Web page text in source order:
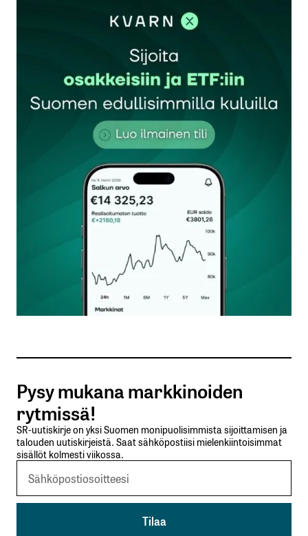
rekisteröityä
Sähköpostiosoitettasi ei julkaista.Pakolliset
kentät on merkitty*
Kommentti*
Nimesi tai nimimerkkisi
Sähköpostiosoitteesi
Tilaa SalkunRakentajan uutiskirje
Lähetä kommentti
Pysy mukana markkinoiden
rytmissä!
SR-uutiskirje on yksi Suomen monipuolisimmista sijoittamisen ja
talouden uutiskirjeistä. Saat sähköpostiisi mielenkiintoisimmat
sisällöt kolmesti viikossa.